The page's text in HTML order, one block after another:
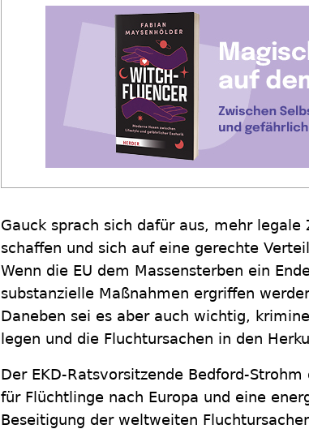
Gauck sprach sich dafür aus, mehr legale
schaffen und sich auf eine gerechte
Wenn die EU dem Massensterben ein
substanzielle Maßnahmen ergriffen
Daneben sei es aber auch wichtig,
legen und die Fluchtursachen in den
Der EKD-Ratsvorsitzende Bedford-
für Flüchtlinge nach Europa und eine
Beseitigung der weltweiten